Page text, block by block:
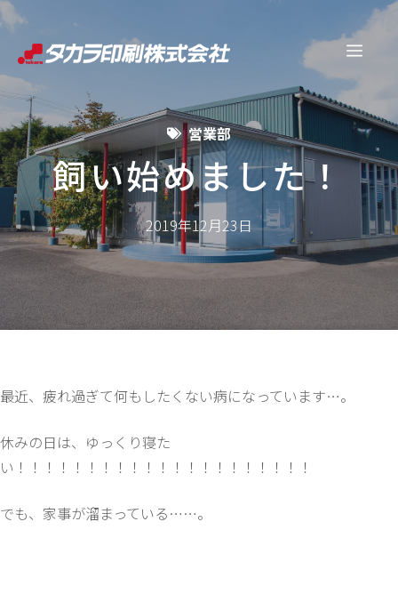
コ
ン
へ
ス
キ
プ
メ
ュ
ー
営業部
飼い始めました！
2019年12月23日
最近、疲れ過ぎて何もしたくない病になっています…。
休みの日は、ゆっくり寝た
い！！！！！！！！！！！！！！！！！！！！！
でも、家事が溜まっている……。